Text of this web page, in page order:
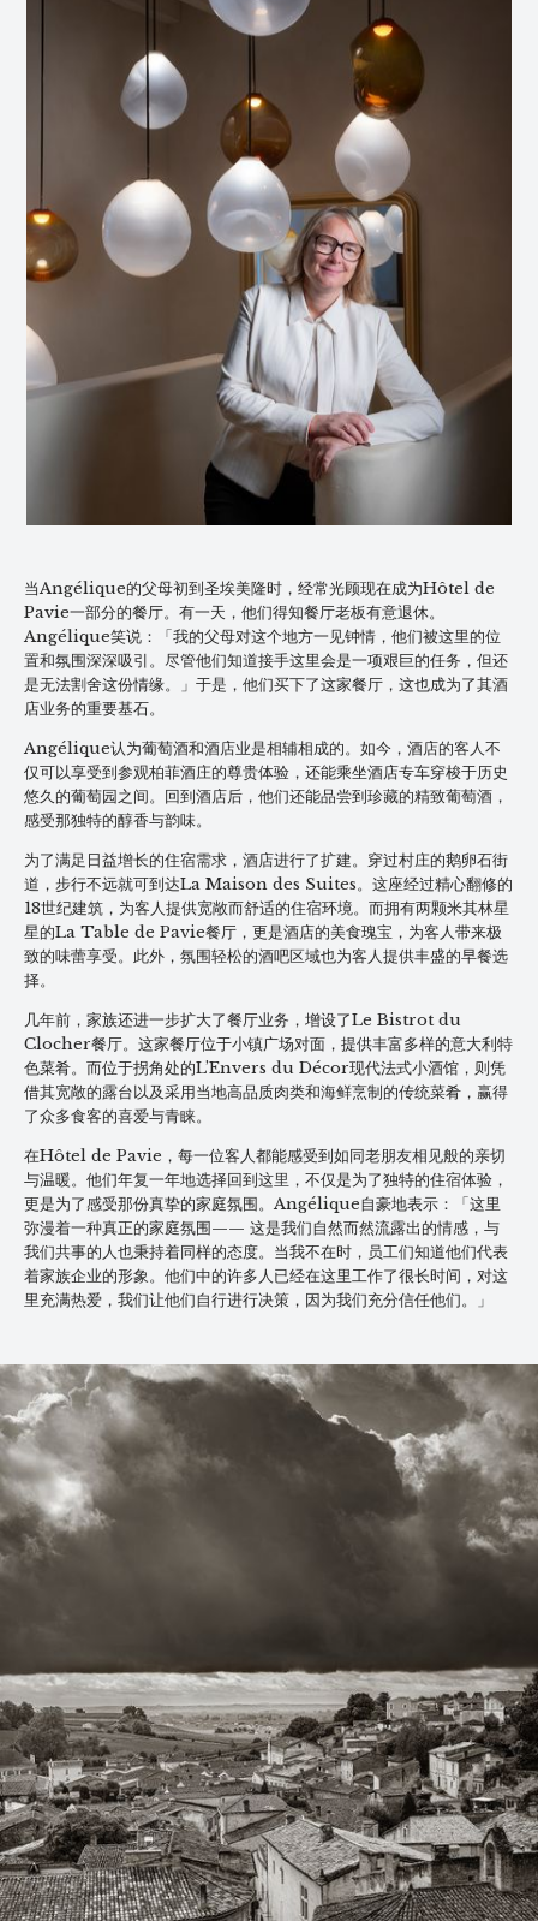
当Angélique的父母初到圣埃美隆时，经常光顾现在成为Hôtel de
Pavie一部分的餐厅。有一天，他们得知餐厅老板有意退休。
Angélique笑说：「我的父母对这个地方一见钟情，他们被这里的位
置和氛围深深吸引。尽管他们知道接手这里会是一项艰巨的任务，但还
是无法割舍这份情缘。」于是，他们买下了这家餐厅，这也成为了其酒
店业务的重要基石。
Angélique认为葡萄酒和酒店业是相辅相成的。如今，酒店的客人不
仅可以享受到参观柏菲酒庄的尊贵体验，还能乘坐酒店专车穿梭于历史
悠久的葡萄园之间。回到酒店后，他们还能品尝到珍藏的精致葡萄酒，
感受那独特的醇香与韵味。
为了满足日益增长的住宿需求，酒店进行了扩建。穿过村庄的鹅卵石街
道，步行不远就可到达La Maison des Suites。这座经过精心翻修的
18世纪建筑，为客人提供宽敞而舒适的住宿环境。而拥有两颗米其林星
星的La Table de Pavie餐厅，更是酒店的美食瑰宝，为客人带来极
致的味蕾享受。此外，氛围轻松的酒吧区域也为客人提供丰盛的早餐选
择。
几年前，家族还进一步扩大了餐厅业务，增设了Le Bistrot du
Clocher餐厅。这家餐厅位于小镇广场对面，提供丰富多样的意大利特
色菜肴。而位于拐角处的L’Envers du Décor现代法式小酒馆，则凭
借其宽敞的露台以及采用当地高品质肉类和海鲜烹制的传统菜肴，赢得
了众多食客的喜爱与青睐。
在Hôtel de Pavie，每一位客人都能感受到如同老朋友相见般的亲切
与温暖。他们年复一年地选择回到这里，不仅是为了独特的住宿体验，
更是为了感受那份真挚的家庭氛围。Angélique自豪地表示：「这里
弥漫着一种真正的家庭氛围—— 这是我们自然而然流露出的情感，与
我们共事的人也秉持着同样的态度。当我不在时，员工们知道他们代表
着家族企业的形象。他们中的许多人已经在这里工作了很长时间，对这
里充满热爱，我们让他们自行进行决策，因为我们充分信任他们。」